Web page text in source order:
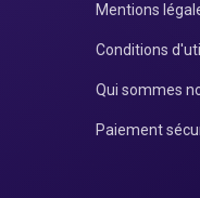
Mentions
Conditions
Qui sommes
Paiement